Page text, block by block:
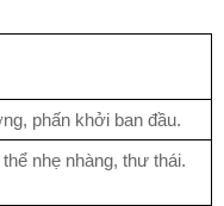
phấn khởi ban đầu.
nhẹ nhàng, thư thái.